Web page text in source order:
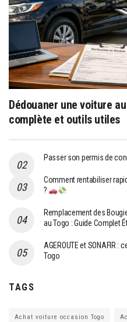
Dédouaner une voiture
complète et outils utiles
Passer son permis de
Comment rentabiliser
?
Remplacement des
au Togo : Guide Complet
AGEROUTE et SONAFIR
Togo
TAGS
Achat voiture occasion Togo